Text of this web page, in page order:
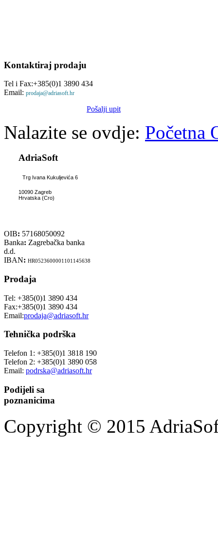
Kontaktiraj prodaju
Tel i Fax:+385(0)1 3890 434
Email: prodaja@adriasoft.hr
Pošalji upit
Nalazite se ovdje: Početna
AdriaSoft
Trg Ivana Kukuljevića 6
10090 Zagreb
Hrvatska (Cro)
OIB: 57168050092
Banka: Zagrebačka banka
d.d.
IBAN: HR0523600001101145638
Prodaja
Tel: +385(0)1 3890 434
Fax:+385(0)1 3890 434
Email:prodaja@adriasoft.hr
Tehnička podrška
Telefon 1: +385(0)1 3818 190
Telefon 2: +385(0)1 3890 058
Email: podrska@adriasoft.hr
Podijeli sa
poznanicima
Copyright © 2015